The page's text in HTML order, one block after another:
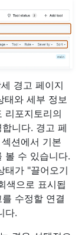
경고 페이지
태와 세부 정보
리포지토리의
니다. 경고 페
섹션에서 기본
볼 수 있습니다.
태가 "끌어오기
색으로 표시됩
수정할 연결
다.